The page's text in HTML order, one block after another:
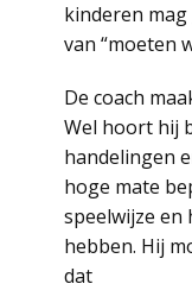
kinderen
van “moeten
De coach
Wel hoort hij
handelingen
hoge mate
speelwijze en
hebben. Hij
dat